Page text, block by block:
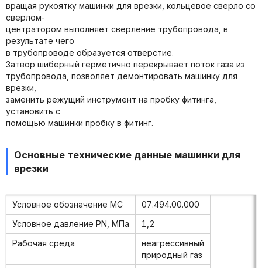
вращая рукоятку машинки для врезки, кольцевое сверло со
сверлом-
центратором выполняет сверление трубопровода, в
результате чего
в трубопроводе образуется отверстие.
Затвор шиберный герметично перекрывает поток газа из
трубопровода, позволяет демонтировать машинку для
врезки,
заменить режущий инструмент на пробку фитинга,
установить с
помощью машинки пробку в фитинг.
Основные технические данные машинки для
врезки
Условное обозначение МС
07.494.00.000
Условное давление PN, МПа
1,2
Рабочая среда
неагрессивный
природный газ